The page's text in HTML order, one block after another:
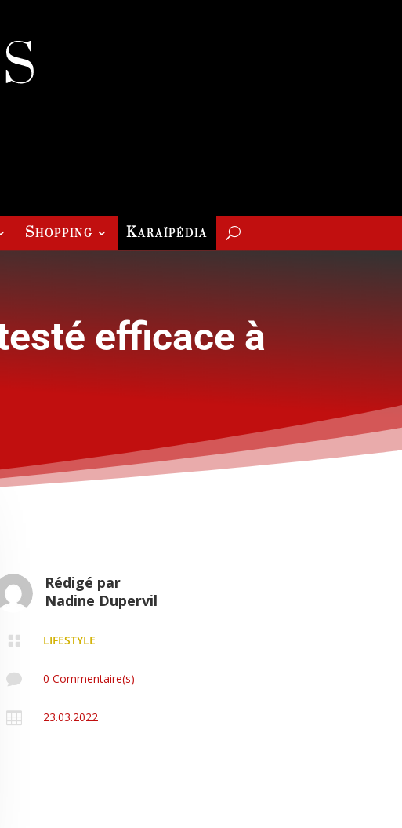
Shopping Karaïpédia
efficace à
Rédigé par
Nadine Dupervil
 LIFESTYLE
 0 Commentaire(s)
 23.03.2022